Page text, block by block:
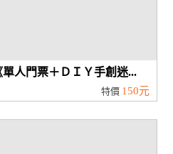
人門票＋ＤＩＹ手創迷...
特價 150元